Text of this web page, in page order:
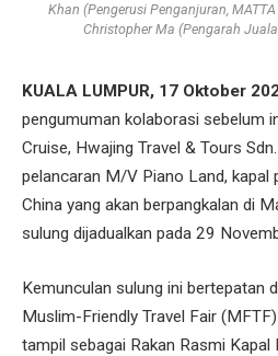
Khan (Pengerusi Penganjuran,
Christopher Ma (Pengarah
KUALA LUMPUR, 17 Oktober
pengumuman kolaborasi sebelum
Cruise, Hwajing Travel & Tours
pelancaran M/V Piano Land, kapal
China yang akan berpangkalan di
sulung dijadualkan pada 29
Kemunculan sulung ini bertepatan
Muslim-Friendly Travel Fair
tampil sebagai Rakan Rasmi Kapal